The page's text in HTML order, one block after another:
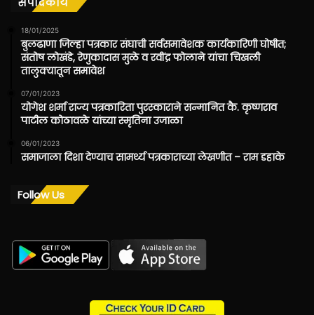
18/01/2025
बुलढाणा जिल्हा पत्रकार संघाची सर्वसमावेशक कार्यकारिणी घोषीत;
संतोष लोखंडे, रेणुकादास मुळे व रवींद्र फोलाने यांचा चिखली
तालुक्यातून समावेश
07/01/2023
योगेश शर्मा राज्य पत्रकारिता पुरस्काराने सन्मानित कै. कृष्णराव
पाटील कोठावळे यांच्या स्मृतिना उजाळा
06/01/2023
समाजाला दिशा देण्याच सामर्थ्य पत्रकाराच्या लेखणीत – राम डहाके
Follow Us